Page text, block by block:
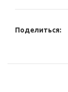
Поделиться: